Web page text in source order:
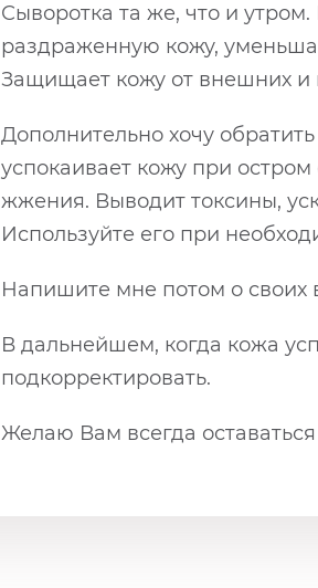
Сыворотка та же, что и
раздраженную кожу,
Защищает кожу от внешних и
Дополнительно хочу
успокаивает кожу при
жжения. Выводит токсины,
Используйте его при
Напишите мне потом о своих
В дальнейшем, когда кожа
подкорректировать.
Желаю Вам всегда